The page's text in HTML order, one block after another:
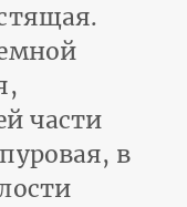
части
в